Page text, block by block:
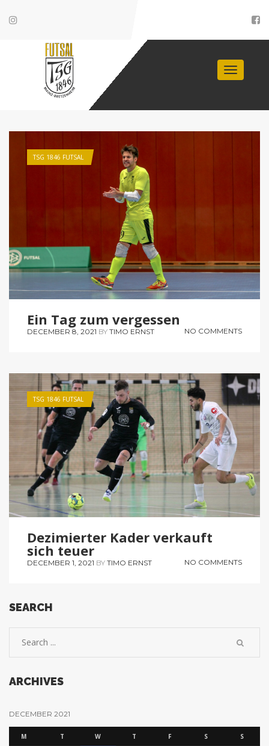
Toggle
TSG 1846 FUTSAL
Ein Tag zum vergessen
DECEMBER 8, 2021 BY TIMO ERNST NO COMMENTS
TSG 1846 FUTSAL
Dezimierter Kader verkauft
sich teuer
DECEMBER 1, 2021 BY TIMO ERNST NO COMMENTS
SEARCH
ARCHIVES
DECEMBER 2021
M T W T F S S